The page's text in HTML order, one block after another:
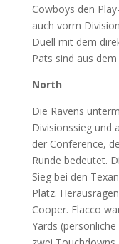
Cowboys den
auch vorm
Duell mit dem
Pats sind aus dem
North
Die Ravens
Divisionssieg und
der Conference,
Runde bedeutet.
Sieg bei den
Platz.
Cooper. Flacco
Yards